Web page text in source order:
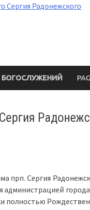
БОГОСЛУЖЕНИЙ
прп. Сергия
полностью